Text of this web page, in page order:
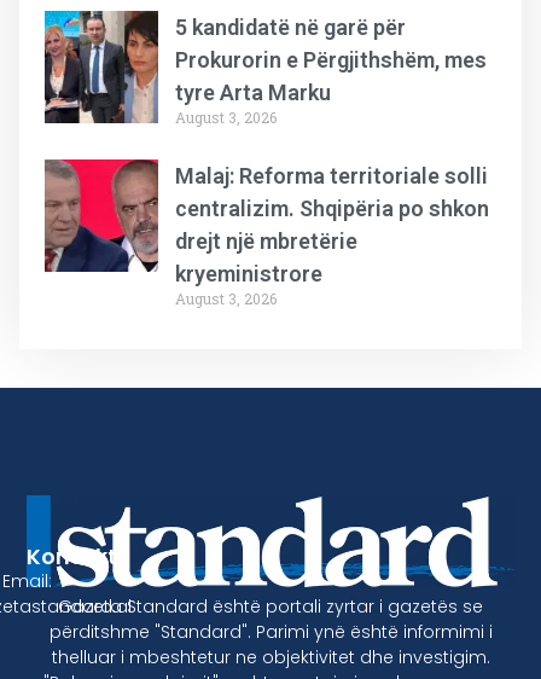
5 kandidatë në garë për
Prokurorin e Përgjithshëm, mes
tyre Arta Marku
August 3, 2026
Malaj: Reforma territoriale solli
centralizim. Shqipëria po shkon
drejt një mbretërie
kryeministrore
August 3, 2026
Gazeta Standard është portali zyrtar i gazetës se
përditshme "Standard". Parimi ynë është informimi i
thelluar i mbeshtetur ne objektivitet dhe investigim.
Kontakt
Email: